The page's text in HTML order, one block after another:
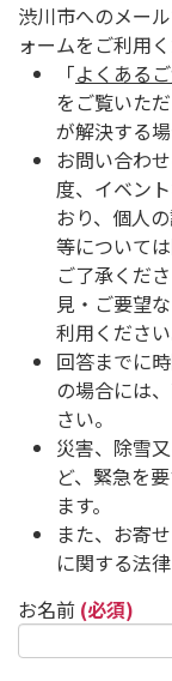
渋川市へのメー
ォームをご利用く
「よくある
をご覧いた
が解決する
お問い合わ
度、イベン
おり、個人
等について
ご了承くだ
見・ご要望
利用ください
回答までに
の場合には
さい。
災害、除雪
ど、緊急を
ます。
また、お寄
に関する法
お名前 (必須)